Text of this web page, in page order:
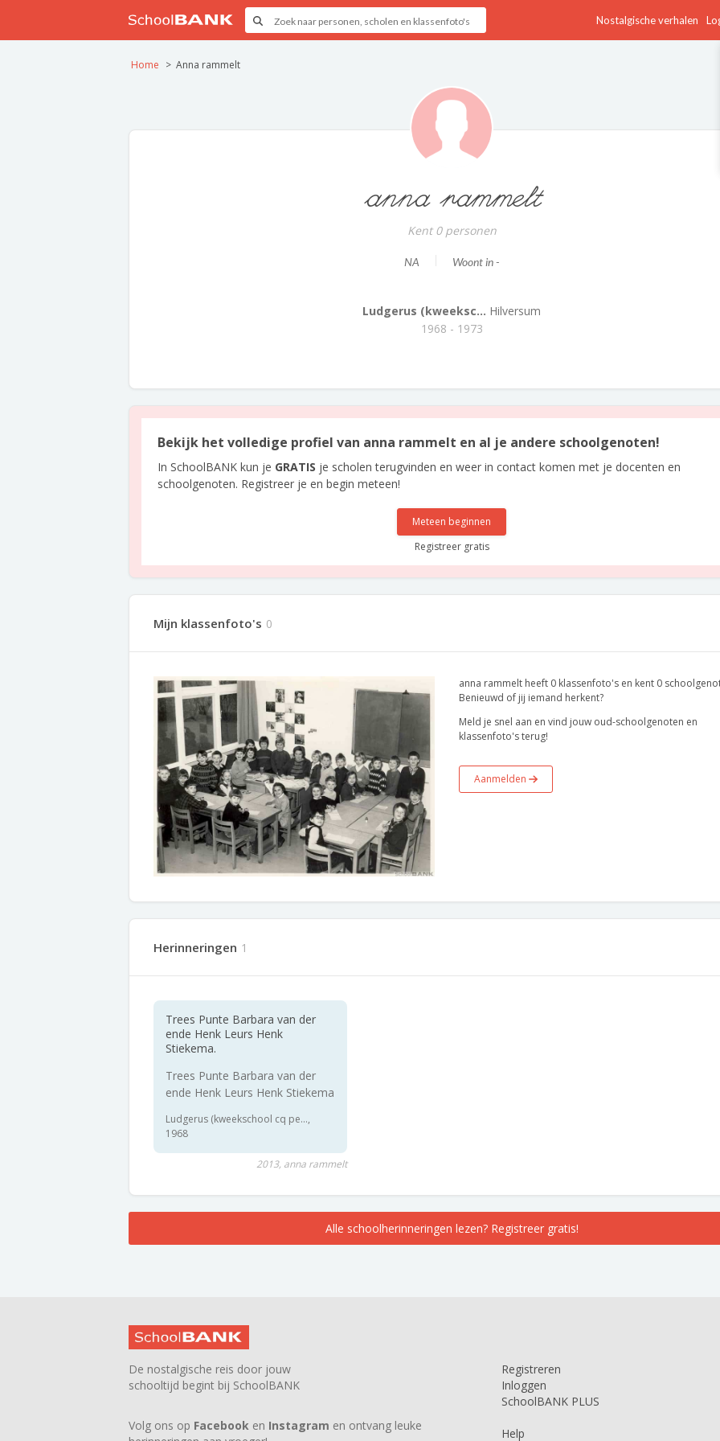
Nostalgische verhalen
Home Anna rammelt
anna rammelt
Kent 0 personen
NA Woont in -
Ludgerus (kweeksc... Hilversum
1968 - 1973
Bekijk het volledige profiel van anna rammelt en al je andere schoolgenoten!
In SchoolBANK kun je GRATIS je scholen terugvinden en weer in contact komen met je docenten en
schoolgenoten. Registreer je en begin meteen!
Meteen beginnen
Registreer gratis
Mijn klassenfoto's 0
anna rammelt heeft 0 klassenfoto's en kent 0
Benieuwd of jij iemand herkent?
Meld je snel aan en vind jouw oud-schoolgenoten en
klassenfoto's terug!
Aanmelden
Herinneringen 1
Trees Punte Barbara van der
ende Henk Leurs Henk
Stiekema.
Trees Punte Barbara van der
ende Henk Leurs Henk Stiekema
Ludgerus (kweekschool cq pe...,
1968
2013, anna rammelt
Alle schoolherinneringen lezen? Registreer gratis!
De nostalgische reis door jouw
schooltijd begint bij SchoolBANK
Volg ons op Facebook en Instagram en ontvang leuke
Registreren
Inloggen
SchoolBANK PLUS
Help